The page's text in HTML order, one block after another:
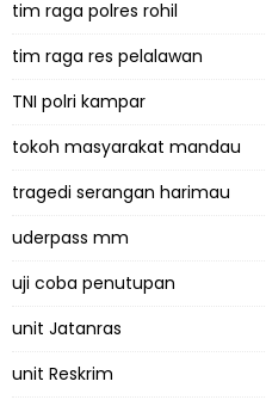
tim raga polres rohil
tim raga res pelalawan
TNI polri kampar
tokoh masyarakat mandau
tragedi serangan harimau
uderpass mm
uji coba penutupan
unit Jatanras
unit Reskrim